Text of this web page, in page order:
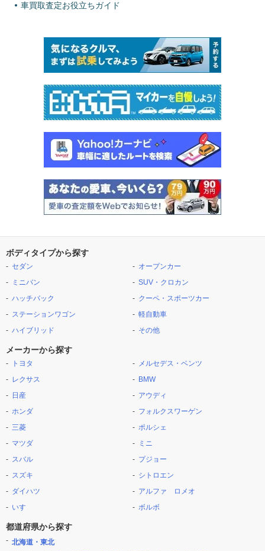
車買取査定お役立ちガイド
ボディタイプから探す
セダン
ミニバン
ハッチバック
ステーションワゴン
ハイブリッド
オープンカー
SUV・クロカン
クーペ・スポーツカー
軽自動車
その他
メーカーから探す
トヨタ
レクサス
日産
ホンダ
三菱
マツダ
スバル
スズキ
ダイハツ
いすゞ
メルセデス・ベンツ
BMW
アウディ
フォルクスワーゲン
ポルシェ
ミニ
プジョー
シトロエン
アルファ ロメオ
ボルボ
都道府県から探す
北海道・東北